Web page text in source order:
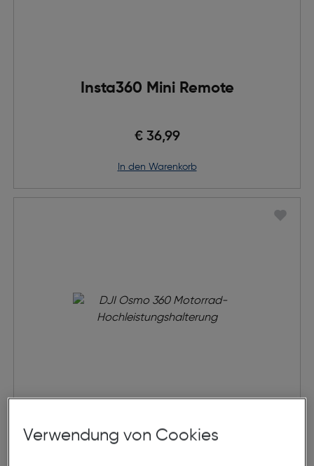
Insta360 Mini Remote
€ 36,99
in den Warenkorb
DJI Osmo 360 Motorrad-
Hochleistungshalterung
Verwendung von Cookies